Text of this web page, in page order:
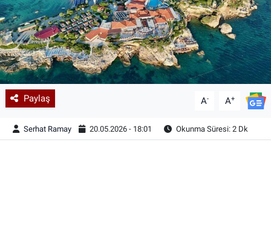
Paylaş A- A+
Serhat Ramay 20.05.2026 - 18:01 Okunma Süresi: 2 Dk